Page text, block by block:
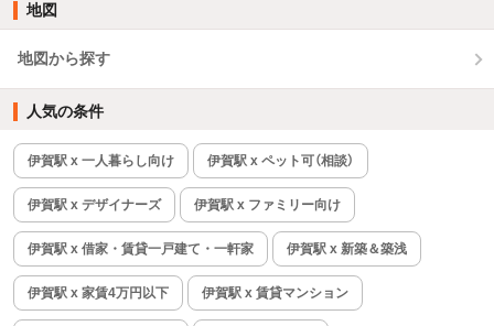
地図
地図から探す
人気の条件
伊賀駅 x 一人暮らし向け 伊賀駅 x ペット可（相談）
伊賀駅 x デザイナーズ 伊賀駅 x ファミリー向け
伊賀駅 x 借家・賃貸一戸建て・一軒家 伊賀駅 x 新築＆築浅
伊賀駅 x 家賃4万円以下 伊賀駅 x 賃貸マンション